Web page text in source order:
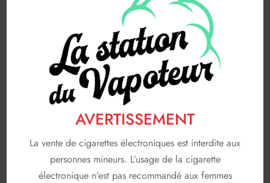
AVERTISSEMENT
La vente de cigarettes électroniques est interdite aux
personnes mineurs. L’usage de la cigarette
électronique n’est pas recommandé aux femmes
FABRICANTS 116
A & L
AVAP 5
FRUIZEE 18
LIQUIDEO 68
SOLANA 3
T JUICE 3